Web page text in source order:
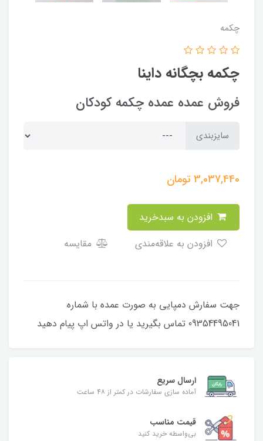
چکمه
چکمه بچگانه داینا
فروش عمده عمده چکمه کودکان
سایزبندی
3,037,440تومان
مقایسه
جهت سفارش دمپایی به صورت عمده با شماره
09354495041 تماس بگیرید یا در واتس اپ پیام دهید
ارسال سریع
آماده سازی سفارشات در کمتر از ۴۸ ساعت
قیمت مناسب
بی‌واسطه خرید کنید